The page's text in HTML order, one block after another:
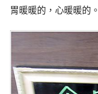
胃暖暖的，心暖暖的。